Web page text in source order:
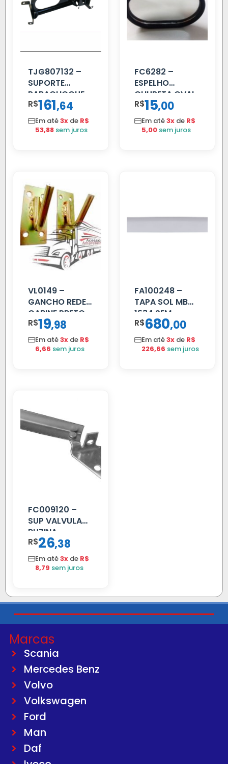
TJG807132 –
SUPORTE
PARACHOQUE
VW 12.170 LD
R$161,64
Em até3x de R$
53,88 sem juros
FC6282 –
ESPELHO
CHUPETA OVAL
R$15,00
Em até3x de R$
5,00 sem juros
VL0149 –
GANCHO REDE
CABINE PRETO
R$19,98
Em até3x de R$
6,66 sem juros
FA100248 –
TAPA SOL MB
1634 SEM
SUPORTE FIBRA
R$680,00
Em até3x de R$
226,66 sem juros
FC009120 –
SUP VALVULA
BUZINA
C/ALAVANCA
R$26,38
Em até3x de R$
8,79 sem juros
Marcas
Scania
Mercedes Benz
Volvo
Volkswagen
Ford
Man
Daf